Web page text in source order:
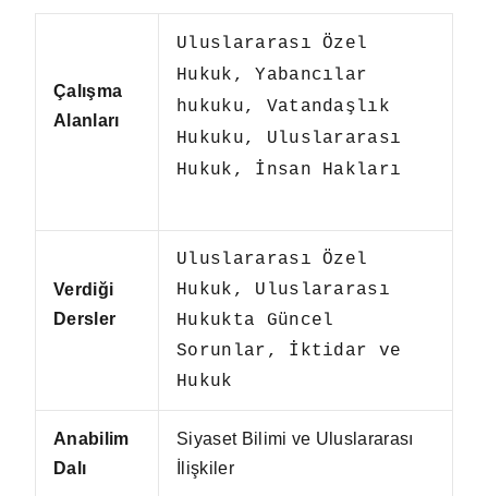
Çalışma
Alanları
Uluslararası Özel
Hukuk, Yabancılar
hukuku, Vatandaşlık
Hukuku, Uluslararası
Hukuk, İnsan Hakları
Verdiği
Dersler
Uluslararası Özel
Hukuk, Uluslararası
Hukukta Güncel
Sorunlar, İktidar ve
Hukuk
Anabilim
Dalı
Siyaset Bilimi ve Uluslararası
İlişkiler